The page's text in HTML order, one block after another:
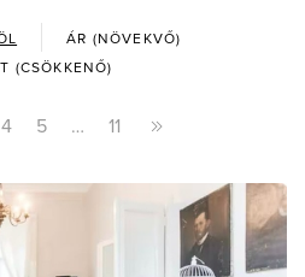
ÁR (NÖVEKVŐ)
(CSÖKKENŐ)
4 5 … 11